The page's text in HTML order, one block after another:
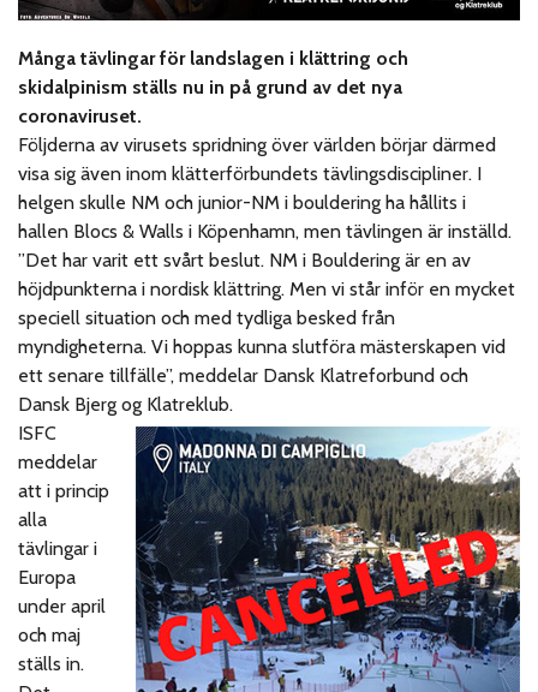
Många tävlingar för landslagen i klättring och
skidalpinism ställs nu in på grund av det nya
coronaviruset.
Följderna av virusets spridning över världen börjar därmed
visa sig även inom klätterförbundets tävlingsdiscipliner. I
helgen skulle NM och junior-NM i bouldering ha hållits i
hallen Blocs & Walls i Köpenhamn, men tävlingen är inställd.
”Det har varit ett svårt beslut. NM i Bouldering är en av
höjdpunkterna i nordisk klättring. Men vi står inför en mycket
speciell situation och med tydliga besked från
myndigheterna. Vi hoppas kunna slutföra mästerskapen vid
ett senare tillfälle”, meddelar Dansk Klatreforbund och
Dansk Bjerg og Klatreklub.
ISFC
meddelar
att i princip
alla
tävlingar i
Europa
under april
och maj
ställs in.